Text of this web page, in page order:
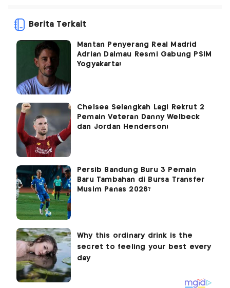
Berita Terkait
Mantan Penyerang Real Madrid
Adrian Dalmau Resmi Gabung PSIM
Yogyakarta!
Chelsea Selangkah Lagi Rekrut 2
Pemain Veteran Danny Welbeck
dan Jordan Henderson!
Persib Bandung Buru 3 Pemain
Baru Tambahan di Bursa Transfer
Musim Panas 2026?